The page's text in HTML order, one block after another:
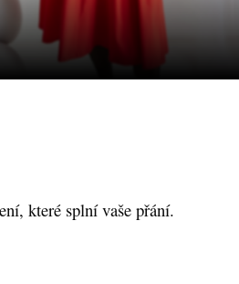
které splní vaše přání.